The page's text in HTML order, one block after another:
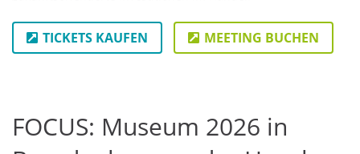
TICKETS KAUFEN MEETING BUCHEN
FOCUS: Museum 2026 in